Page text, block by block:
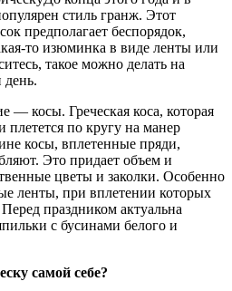
стиль гранж. Этот
предполагает беспорядок,
то изюминка в виде ленты или
такое можно делать на
день.
— косы. Греческая коса, которая
плетется по кругу на манер
косы, вплетенные пряди,
Это придает объем и
цветы и заколки. Особенно
ленты, при вплетении которых
праздником актуальна
с бусинами белого и
самой себе?